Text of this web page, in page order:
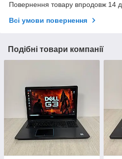
Повернення товару впродовж 14
Всі умови повернення
Подібні товари компанії